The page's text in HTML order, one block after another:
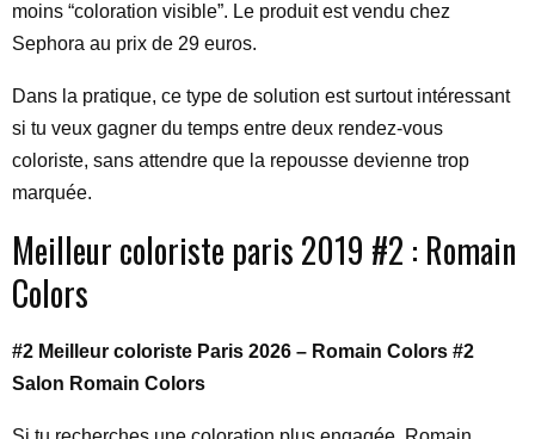
moins “coloration visible”. Le produit est vendu chez
Sephora au prix de 29 euros.
Dans la pratique, ce type de solution est surtout intéressant
si tu veux gagner du temps entre deux rendez-vous
coloriste, sans attendre que la repousse devienne trop
marquée.
Meilleur coloriste paris 2019 #2 : Romain
Colors
#2 Meilleur coloriste Paris 2026 – Romain Colors #2
Salon Romain Colors